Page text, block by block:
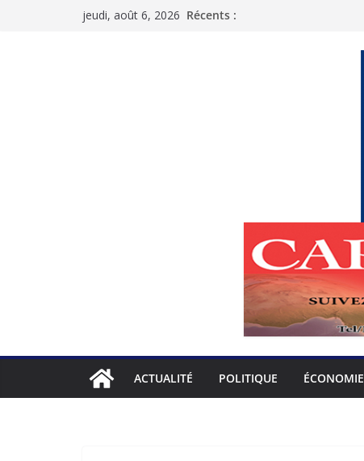
jeudi, août 6, 2026 Récents :
ACTUALITÉ POLITIQUE ÉCONOMIE